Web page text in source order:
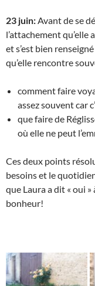
23 juin:Avant de se
l’attachement
et s’est bien
qu’elle rencontre
comment faire
assez souvent car
que faire de
où elle ne peut
Ces deux points
besoins et le
que Laura a dit « oui
bonheur!